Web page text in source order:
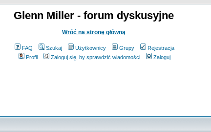
Glenn Miller - forum dyskusyjne
Wróć na stronę główną
FAQ Szukaj Użytkownicy Grupy
Rejestracja
Profil
Zaloguj się, by sprawdzić wiadomości Zaloguj